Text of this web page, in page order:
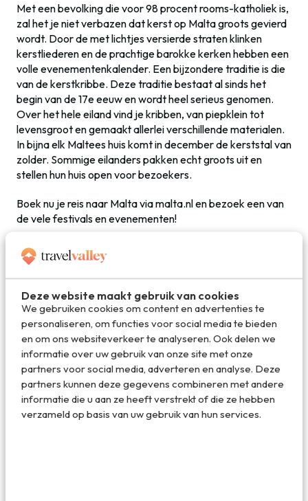
Deze website maakt gebruik van cookies
We gebruiken cookies om content en advertenties te
personaliseren, om functies voor social media te bieden
en om ons websiteverkeer te analyseren. Ook delen we
informatie over uw gebruik van onze site met onze
partners voor social media, adverteren en analyse. Deze
partners kunnen deze gegevens combineren met andere
informatie die u aan ze heeft verstrekt of die ze hebben
verzameld op basis van uw gebruik van hun services.
Met een bevolking die voor 98 procent rooms-katholiek is,
zal het je niet verbazen dat kerst op Malta groots gevierd
wordt. Door de met lichtjes versierde straten klinken
kerstliederen en de prachtige barokke kerken hebben een
volle evenementenkalender. Een bijzondere traditie is die
van de kerstkribbe. Deze traditie bestaat al sinds het
begin van de 17e eeuw en wordt heel serieus genomen.
Over het hele eiland vind je kribben, van piepklein tot
levensgroot en gemaakt allerlei verschillende materialen.
In bijna elk Maltees huis komt in december de kerststal van
zolder. Sommige eilanders pakken echt groots uit en
stellen hun huis open voor bezoekers.
Boek nu je reis naar Malta via malta.nl en bezoek een van
de vele festivals en evenementen!
Op vakantie naar
Malta
Heb jij inmiddels zin gekregen in een vakantie
naar Malta? Dan kunnen deze reistips je wellicht
helpen om je vakantie te boeken.
Plan je reis